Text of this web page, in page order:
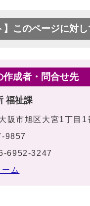
】このページに対
作成者・問合せ先
福祉課
市旭区大宮1丁目1
9857
6952-3247
ム